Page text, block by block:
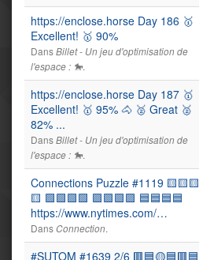
https://enclose.horse Day 186 🥇
Excellent! 🥇 90%
DansBillet - Un jeu d'optimisation de
l'espace : 🐎.
https://enclose.horse Day 187 🥇
Excellent! 🥇 95% 🐴 🥈 Great 🥈
82% ...
DansBillet - Un jeu d'optimisation de
l'espace : 🐎.
Connections Puzzle #1119 🟨🟨🟨
🟨 🟩🟩🟩🟩 🟪🟪🟪🟪 🟦🟦🟦🟦
https://www.nytimes.com/…
DansConnection.
#SUTOM #1639 2/6 🟥🟦🟡🟦🟥🟦